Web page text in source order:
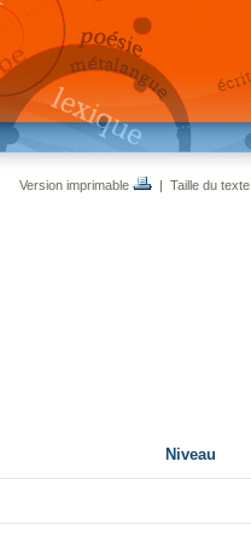
Version imprimable | Taille du texte
Niveau